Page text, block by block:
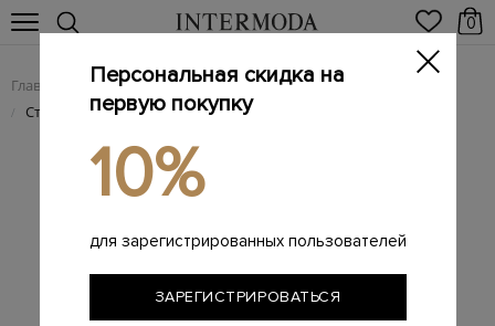
0
Главная Мужчинам / Одежда / Куртки
/ Стеганая куртка Il Giacco из влагозащитного микроволокна
Персональная скидка на
первую покупку
10%
для зарегистрированных пользователей
ЗАРЕГИСТРИРОВАТЬСЯ